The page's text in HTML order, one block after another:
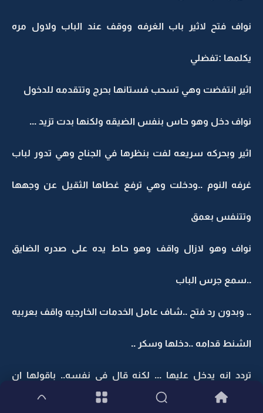
نواف فتح لاثير باب الغرفه ووقف عند الباب ولاول مره
يكلمها :تفضلي
اثير انتفضت وهي تسحب فستانها بحرج وتتقدمه للدخول
نواف دخل وهو حاس بنفس الضيقه ولكنها بدت تزيد ...
اثير وبحركه سريعه لفت بنظرها في الجناح وهي تدور لباب
غرفه النوم ..ودخلت وهي ترفع غطاها الثقيل عن وجهها
وتتنفس بعمق
نواف وهو لازال واقف وهو حاط يده على صدره الضايق
..سمع جرس الباب
.. وبدون رد فتح ..شاف عامل الخدمات الخارجيه واقف بعربيه
الشنط قدامه ..دخلها وسكر ..
تردد انه يدخل عليها ... لكنه قال في نفسه.. باقولها ان